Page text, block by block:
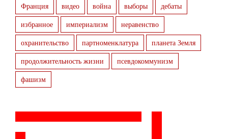
Франция
видео война выборы
дебаты
избранное
империализм
неравенство
охранительство
партноменклатура
планета Земля
продолжительность жизни
псевдокоммунизм
фашизм